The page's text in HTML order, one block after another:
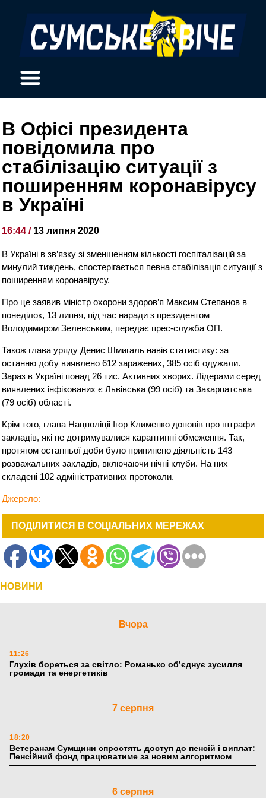
В Офісі президента
повідомила про
стабілізацію ситуації з
поширенням коронавірусу
в Україні
16:44 / 13 липня 2020
В Україні в зв’язку зі зменшенням кількості госпіталізацій за
минулий тиждень, спостерігається певна стабілізація ситуації з
поширенням коронавірусу.
Про це заявив міністр охорони здоров’я Максим Степанов в
понеділок, 13 липня, під час наради з президентом
Володимиром Зеленським, передає прес-служба ОП.
Також глава уряду Денис Шмигаль навів статистику: за
останню добу виявлено 612 заражених, 385 осіб одужали.
Зараз в Україні понад 26 тис. Активних хворих. Лідерами серед
виявлених інфікованих є Львівська (99 осіб) та Закарпатська
(79 осіб) області.
Крім того, глава Нацполіціі Ігор Клименко доповів про штрафи
закладів, які не дотримувалися карантинні обмеження. Так,
протягом останньої доби було припинено діяльність 143
розважальних закладів, включаючи нічні клуби. На них
складені 102 адміністративних протоколи.
Джерело:
ПОДІЛИТИСЯ В СОЦІАЛЬНИХ МЕРЕЖАХ
НОВИНИ
Вчора
11:26
Глухів бореться за світло: Романько об’єднує зусилля
громади та енергетиків
7 серпня
18:20
Ветеранам Сумщини спростять доступ до пенсій і виплат:
Пенсійний фонд працюватиме за новим алгоритмом
6 серпня